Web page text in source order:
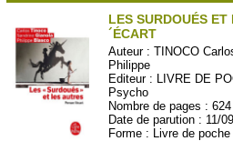
LES SURDOUÉS ET
´ÉCART
Auteur :TINOCO
Philippe
Editeur : LIVRE DE
Psycho
Nombre de pages : 624
Date de parution : 11/
Forme : Livre de